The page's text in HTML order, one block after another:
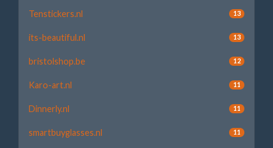
Tenstickers.nl 13
its-beautiful.nl 13
bristolshop.be 12
Karo-art.nl 11
Dinnerly.nl 11
smartbuyglasses.nl 11